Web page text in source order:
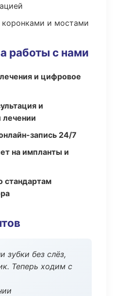
коронками и мостами
работы с нами
и цифровое
и
лечении
запись 24/7
на импланты и
стандартам
зубки без слёз,
Теперь ходим с